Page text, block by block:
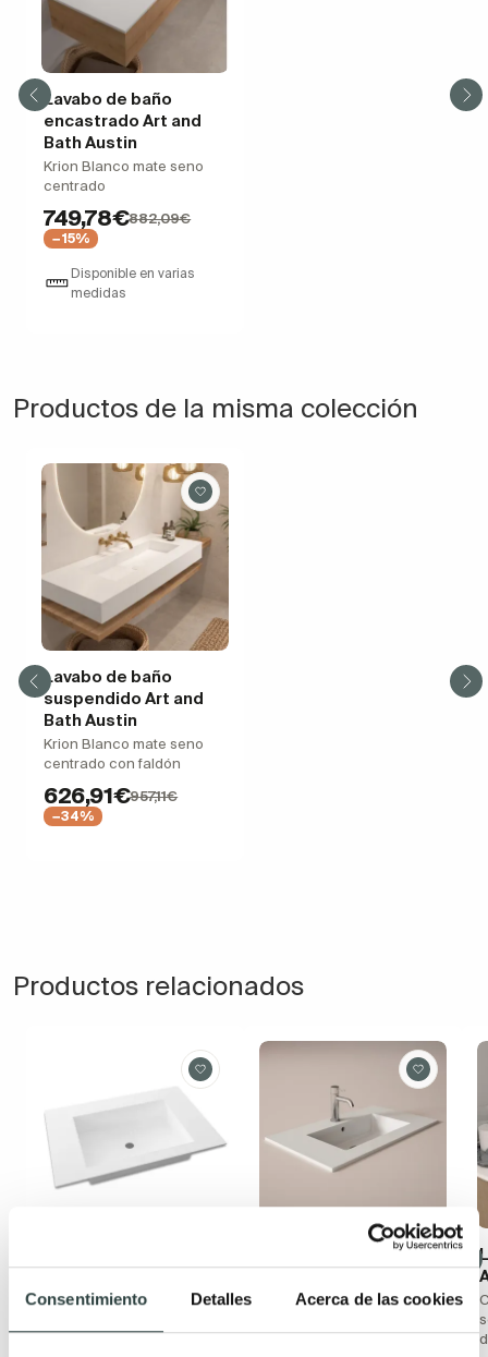
Consentimiento Detalles Acerca de las cookies
Lavabo de baño
encastrado Art and
Bath Austin
Krion Blanco mate seno
centrado
749,78€882,09€
−15%
Disponible en varias
medidas
Productos de la misma colección
Lavabo de baño
suspendido Art and
Bath Austin
Krion Blanco mate seno
centrado con faldón
626,91€957,11€
−34%
Productos relacionados
Solid Surface blanco mate
Lavabo encastrado
Cargas minerales, blanco,